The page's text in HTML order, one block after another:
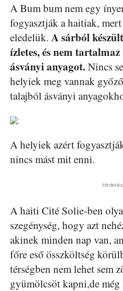
A Bum bum nem egy
fogyasztják a haitiak,
eledelük. A sárból
ízletes, és nem
ásványi anyagot.Nincs
helyiek meg vannak
talajból ásványi
A helyiek azért
nincs mást mit enni.
Hirdetés
A haiti Cité Solie-ben
szegénység, hogy azt
akinek minden nap van,
főre eső összköltség
térségben nem lehet sem
gyümölcsöt kapni,de még